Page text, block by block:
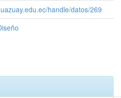
handle/datos/269